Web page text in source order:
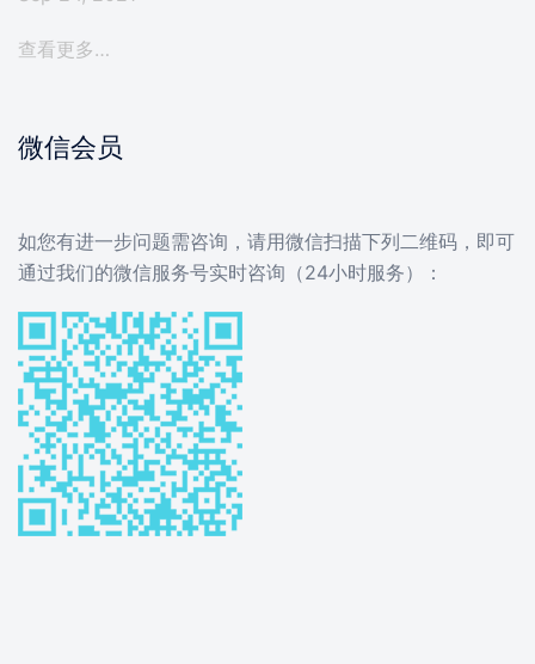
查看更多…
微信会员
如您有进一步问题需咨询，请用微信扫描下列二维码，即可
通过我们的微信服务号实时咨询（24小时服务）：